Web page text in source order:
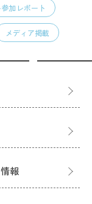
加レポート
メディア掲載
報